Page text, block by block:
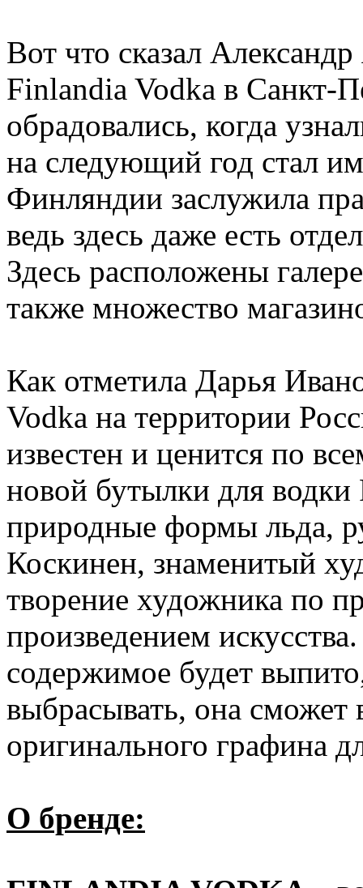
Вот что сказал
Finlandia Vodka в Санкт-
обрадовались, когда
на следующий год стал
Финляндии заслужила
ведь здесь даже есть
Здесь расположены
также множество
Как отметила Дарья
Vodka на территории
известен и ценится по
новой бутылки для водки
природные формы льда,
Коскинен, знаменитый
творение художника по
произведением
содержимое будет
выбрасывать, она
оригинального графина
О бренде: